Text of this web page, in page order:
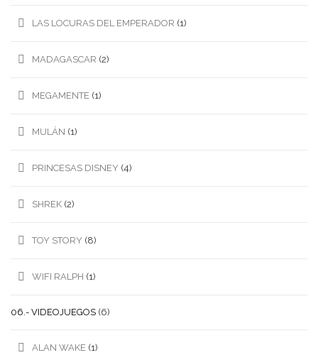
LAS LOCURAS DEL EMPERADOR (1)
MADAGASCAR (2)
MEGAMENTE (1)
MULÁN (1)
PRINCESAS DISNEY (4)
SHREK (2)
TOY STORY (8)
WIFI RALPH (1)
06.- VIDEOJUEGOS (6)
ALAN WAKE (1)